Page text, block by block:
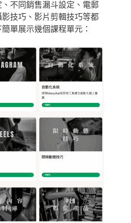
不同銷售漏斗設定、電郵
技巧、影片剪輯技巧等都
單展示幾個課程單元：